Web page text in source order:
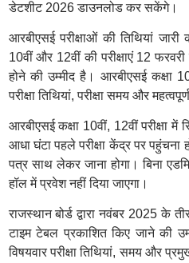
डेटशीट 2026 डाउनलोड कर सकेंगे।
आरबीएसई परीक्षाओं की तिथियां
10वीं और 12वीं की परीक्षाएं 12
होने की उम्मीद है। आरबीएसई कक्षा
परीक्षा तिथियां, परीक्षा समय और
आरबीएसई कक्षा 10वीं, 12वीं परीक्षा
आधा घंटा पहले परीक्षा केंद्र पर पहुंचना
पत्र साथ लेकर जाना होगा। बिना एडमिट
हॉल में प्रवेश नहीं दिया जाएगा।
राजस्थान बोर्ड द्वारा नवंबर 2025 के
टाइम टेबल प्रकाशित किए जाने की
विषयवार परीक्षा तिथियां, समय और